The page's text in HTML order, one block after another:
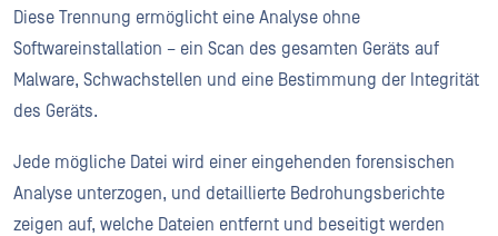
Diese Trennung ermöglicht eine Analyse ohne
Softwareinstallation – ein Scan des gesamten Geräts auf
Malware, Schwachstellen und eine Bestimmung der Integrität
des Geräts.
Jede mögliche Datei wird einer eingehenden forensischen
Analyse unterzogen, und detaillierte Bedrohungsberichte
zeigen auf, welche Dateien entfernt und beseitigt werden